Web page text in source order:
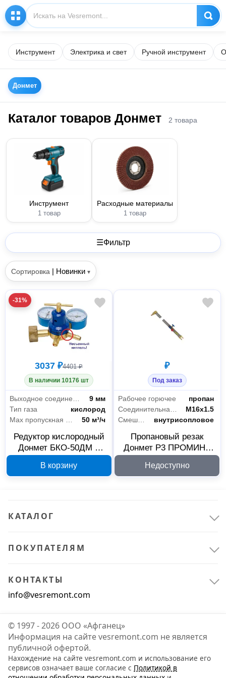
Инструмент Электрика и свет Ручной инструмент
Донмет
Каталог товаров Донмет 2 товара
Инструмент
1 товар
Расходные материалы
1 товар
☰Фильтр
Сортировка | Новинки ▾
-31%
3037 ₽4401 ₽
В наличии 10176 шт
9 мм
Тип газа
кислород
50 м³/ч
Редуктор кислородный
Донмет БКО-50ДМ 9
В корзину
₽
Под заказ
Рабочее горючее
пропан
М16х1.5
Смешение газа
внутрисопловое
Пропановый резак
Донмет Р3 ПРОМИНЬ
Недоступно
КАТАЛОГ
ПОКУПАТЕЛЯМ
КОНТАКТЫ
info@vesremont.com
© 1997 - 2026 ООО «Афганец»
Информация на сайте vesremont.com не является
публичной офертой.
Нахождение на сайте vesremont.com и использование его
сервисов означает ваше согласие с Политикой в